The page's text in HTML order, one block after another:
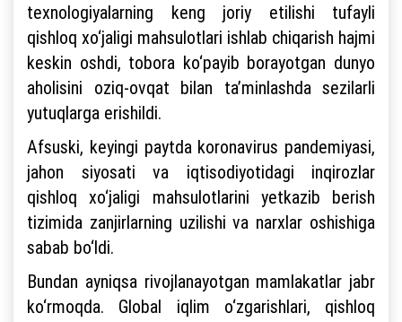
texnologiyalarning keng joriy etilishi tufayli
qishloq xo‘jaligi mahsulotlari ishlab chiqarish hajmi
keskin oshdi, tobora ko‘payib borayotgan dunyo
aholisini oziq-ovqat bilan ta’minlashda sezilarli
yutuqlarga erishildi.
Afsuski, keyingi paytda koronavirus pandemiyasi,
jahon siyosati va iqtisodiyotidagi inqirozlar
qishloq xo‘jaligi mahsulotlarini yetkazib berish
tizimida zanjirlarning uzilishi va narxlar oshishiga
sabab bo‘ldi.
Bundan ayniqsa rivojlanayotgan mamlakatlar jabr
ko‘rmoqda. Global iqlim o‘zgarishlari, qishloq